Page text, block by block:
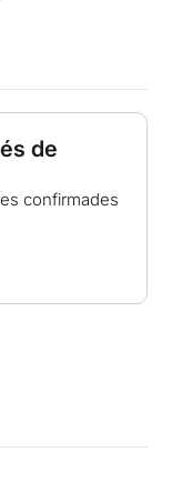
de
confirmades